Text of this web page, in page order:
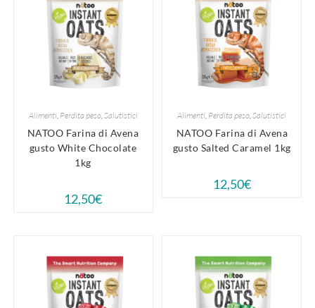
Alimenti, Perdita peso, Salutistici
NATOO Farina di Avena
gusto White Chocolate
1kg
12,50€
Alimenti Perdita peso ,Salutistici
NATOO Farina di Avena
gusto Salted Caramel 1kg
12,50€